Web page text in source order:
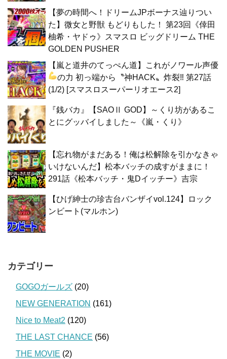
【夢の時間へ！ドリームJPボーナス辿りつい
た】微女と野獣 もどりもした！ 第23回《倖田
柚希・ヤドゥ》スマスロ ビッグドリーム THE
GOLDEN PUSHER
【嵐と道井のてっぺん道】これがノワール声優
の力 初っ端から〝神HACK〟炸裂‼ 第27話
(1/2) [スマスロスーパーリオエース2]
『銭バカ』【SAOⅡ GOD】～くり坊があるこ
とにグッバイしました～《嵐・くり》
【忘れ物がまだある！俺は松解除を引かなきゃ
いけないんだ】松本バッチの成すがままに！
291話《松本バッチ・鬼Dイッチー》吉宗
【ひげ紳士の珍古台バンザイvol.124】ロック
ンビート(マルホン)
カテゴリー
GOGOガールズ (20)
NEW GENERATION (161)
Nice to Meat2 (120)
THE LAST CHANCE (56)
THE MOVIE (2)